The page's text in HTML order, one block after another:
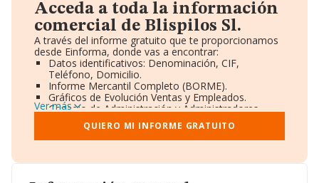
Acceda a toda la información
comercial de Blispilos Sl.
A través del informe gratuito que te proporcionamos
desde Einforma, donde vas a encontrar:
Datos identificativos: Denominación, CIF,
Teléfono, Domicilio.
Informe Mercantil Completo (BORME).
Gráficos de Evolución Ventas y Empleados.
Consejo de Administración y Administradores.
Directivos y Ejecutivos.
Accionistas.
Participaciones y Vinculaciones en otras empresas.
Información oficial y registral complementaria.
Ver más
QUIERO MI INFORME GRATUITO